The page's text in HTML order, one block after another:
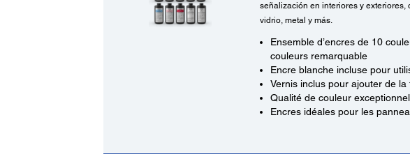
señalización en interiores y exteriores,
vidrio, metal y más.
Ensemble d’encres de 10
couleurs remarquable
Encre blanche incluse pour
Vernis inclus pour ajouter de
Qualité de couleur
Encres idéales pour les